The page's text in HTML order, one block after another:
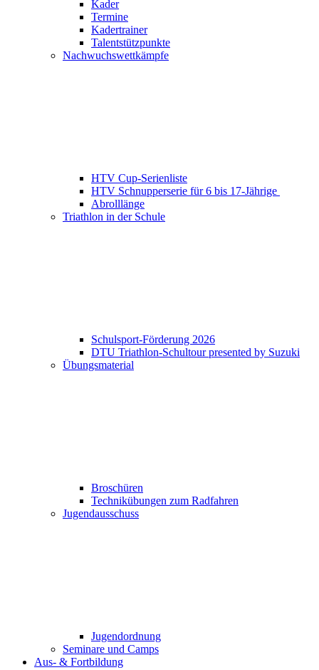
Kader
Termine
Kadertrainer
Talentstützpunkte
Nachwuchswettkämpfe
HTV Cup-Serienliste
HTV Schnupperserie für 6 bis 17-Jährige
Abrolllänge
Triathlon in der Schule
Schulsport-Förderung 2026
DTU Triathlon-Schultour presented by Suzuki
Übungsmaterial
Broschüren
Technikübungen zum Radfahren
Jugendausschuss
Jugendordnung
Seminare und Camps
Aus- & Fortbildung